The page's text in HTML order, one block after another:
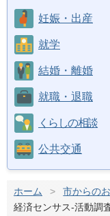
妊娠・出産
就学
結婚・離婚
就職・退職
くらしの相談
公共交通
ホーム > 市からの
経済センサス-活動調